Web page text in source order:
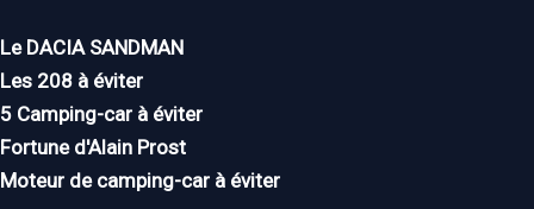
Le DACIA SANDMAN
Les 208 à éviter
5 Camping-car à éviter
Fortune d'Alain Prost
Moteur de camping-car à éviter